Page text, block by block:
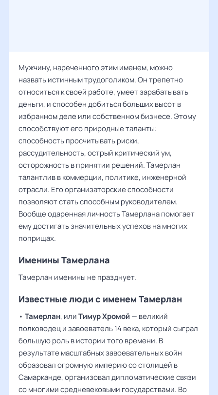
Мужчину, нареченного этим именем, можно
назвать истинным трудоголиком. Он трепетно
относиться к своей работе, умеет зарабатывать
деньги, и способен добиться больших высот в
избранном деле или собственном бизнесе. Этому
способствуют его природные таланты:
способность просчитывать риски,
рассудительность, острый критический ум,
осторожность в принятии решений. Тамерлан
талантлив в коммерции, политике, инженерной
отрасли. Его организаторские способности
позволяют стать способным руководителем.
Вообще одаренная личность Тамерлана помогает
ему достигать значительных успехов на многих
поприщах.
Именины Тамерлана
Тамерлан именины не празднует.
Известные люди с именем Тамерлан
• Тамерлан, илиТимур Хромой — великий
полководец и завоеватель 14 века, который сыграл
большую роль в истории того времени. В
результате масштабных завоевательных войн
образовал огромную империю со столицей в
Самарканде, организовал дипломатические связи
со многими средневековыми государствами. Во